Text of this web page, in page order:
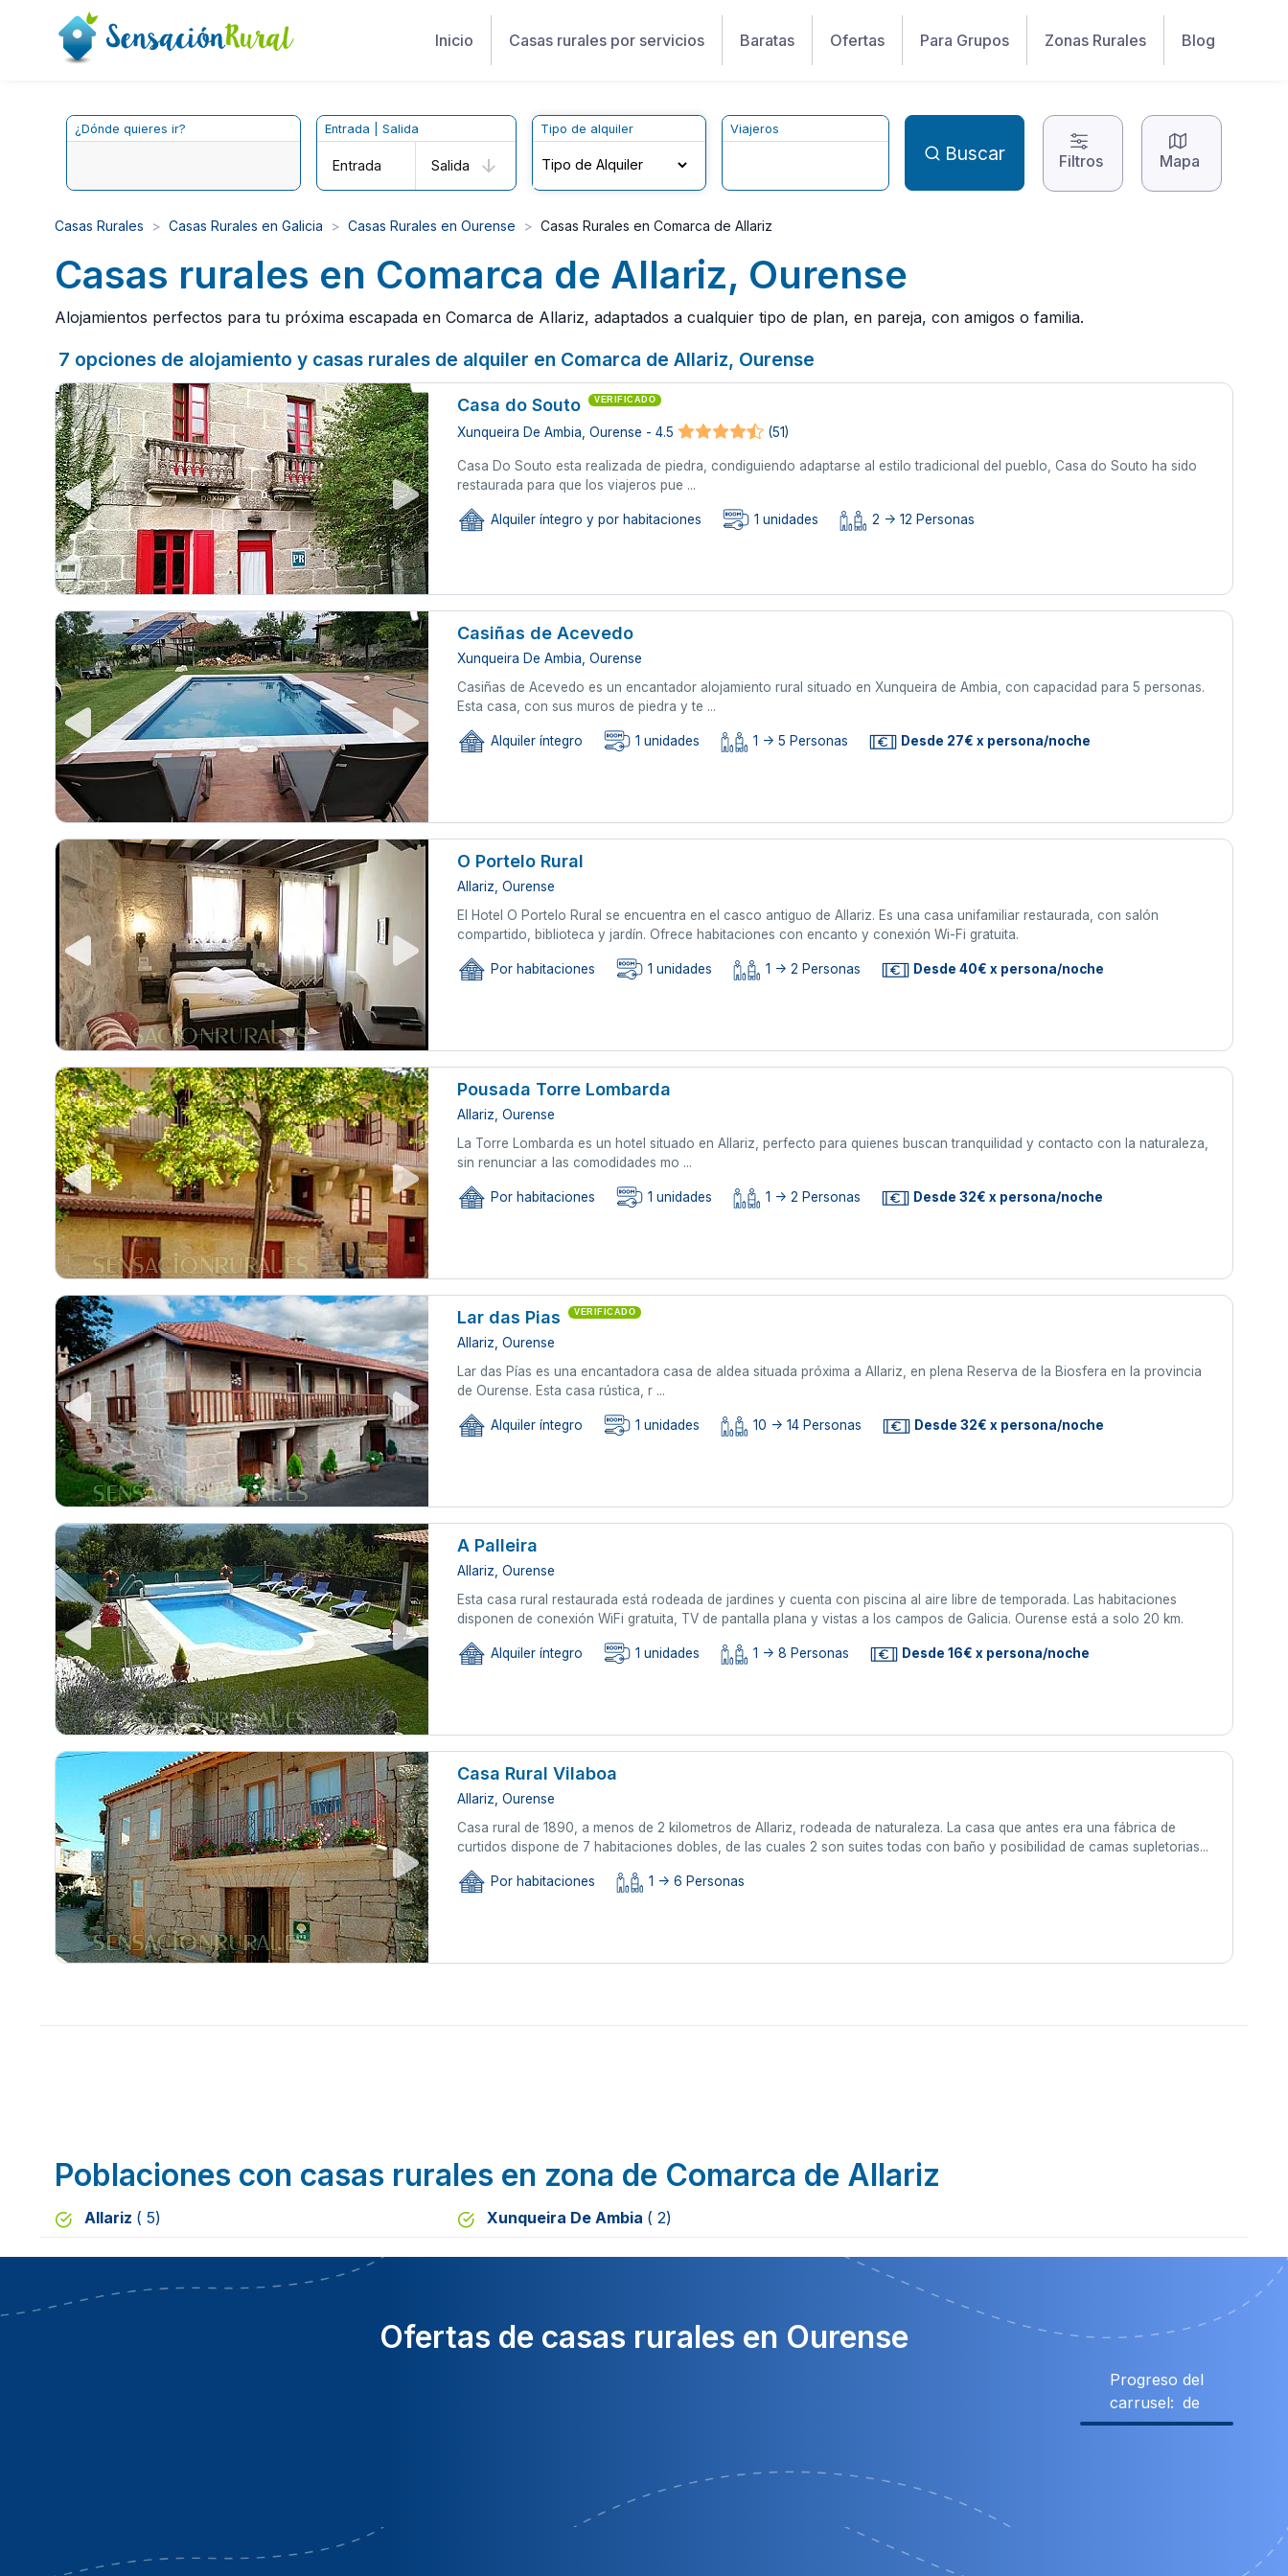
Inicio Casas rurales por servicios Baratas Ofertas Para Grupos Zonas Rurales Blog
¿Dónde quieres ir? Entrada | Salida
Entrada Salida
Tipo de alquiler Viajeros
Buscar Filtros Mapa
Casas Rurales Casas Rurales en Galicia Casas Rurales en Ourense Casas Rurales en Comarca de Allariz
Casas rurales en Comarca de Allariz, Ourense
Alojamientos perfectos para tu próxima escapada en Comarca de Allariz, adaptados a cualquier tipo de plan, en pareja, con amigos o familia.
7 opciones de alojamiento y casas rurales de alquiler en Comarca de Allariz, Ourense
Casa do Souto VERIFICADO
Xunqueira De Ambia, Ourense - 4.5 (51)
Casa Do Souto esta realizada de piedra, condiguiendo adaptarse al estilo tradicional del pueblo, Casa do Souto ha sido
restaurada para que los viajeros pue ...
Alquiler íntegro y por habitaciones 1 unidades 2 -> 12 Personas
Casiñas de Acevedo
Xunqueira De Ambia, Ourense
Casiñas de Acevedo es un encantador alojamiento rural situado en Xunqueira de Ambia, con capacidad para 5 personas.
Esta casa, con sus muros de piedra y te ...
Alquiler íntegro 1 unidades 1 -> 5 Personas Desde 27€ x persona/noche
O Portelo Rural
Allariz, Ourense
El Hotel O Portelo Rural se encuentra en el casco antiguo de Allariz. Es una casa unifamiliar restaurada, con salón
compartido, biblioteca y jardín. Ofrece habitaciones con encanto y conexión Wi-Fi gratuita.
Por habitaciones 1 unidades 1 -> 2 Personas Desde 40€ x persona/noche
Pousada Torre Lombarda
Allariz, Ourense
La Torre Lombarda es un hotel situado en Allariz, perfecto para quienes buscan tranquilidad y contacto con la naturaleza,
sin renunciar a las comodidades mo ...
Por habitaciones 1 unidades 1 -> 2 Personas Desde 32€ x persona/noche
Lar das Pias VERIFICADO
Allariz, Ourense
Lar das Pías es una encantadora casa de aldea situada próxima a Allariz, en plena Reserva de la Biosfera en la provincia
de Ourense. Esta casa rústica, r ...
Alquiler íntegro 1 unidades 10 -> 14 Personas Desde 32€ x persona/noche
A Palleira
Allariz, Ourense
Esta casa rural restaurada está rodeada de jardines y cuenta con piscina al aire libre de temporada. Las habitaciones
disponen de conexión WiFi gratuita, TV de pantalla plana y vistas a los campos de Galicia. Ourense está a solo 20 km.
Alquiler íntegro 1 unidades 1 -> 8 Personas Desde 16€ x persona/noche
Casa Rural Vilaboa
Allariz, Ourense
Casa rural de 1890, a menos de 2 kilometros de Allariz, rodeada de naturaleza. La casa que antes era una fábrica de
curtidos dispone de 7 habitaciones dobles, de las cuales 2 son suites todas con baño y posibilidad de camas supletorias...
Por habitaciones 1 -> 6 Personas
Poblaciones con casas rurales en zona de Comarca de Allariz
Allariz ( 5) Xunqueira De Ambia ( 2)
Ofertas de casas rurales en Ourense
Progreso del
carrusel: de